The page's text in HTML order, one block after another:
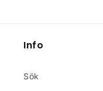
Info
Sök